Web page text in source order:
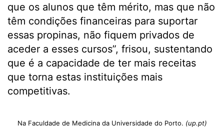
que os alunos que têm mérito, mas que não
têm condições financeiras para suportar
essas propinas, não fiquem privados de
aceder a esses cursos”, frisou, sustentando
que é a capacidade de ter mais receitas
que torna estas instituições mais
competitivas.
Na Faculdade de Medicina da Universidade do Porto. (up.pt)